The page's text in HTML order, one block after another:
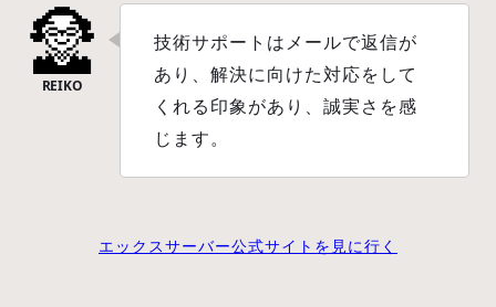
技術サポートはメールで返信が
あり、解決に向けた対応をして
くれる印象があり、誠実さを感
じます。
エックスサーバー公式サイトを見に行く